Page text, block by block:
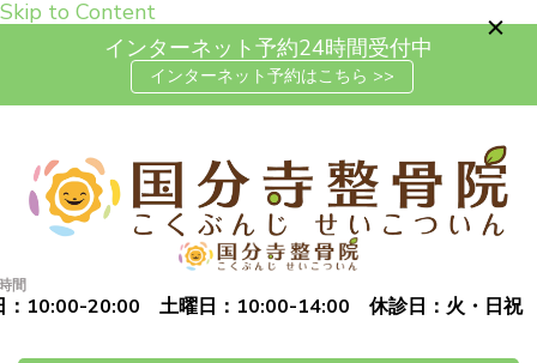
Skip to Content
インターネット予約24時間受付中
インターネット予約はこちら >>
高松市で肩こり・腰痛・坐骨神
経痛の整体なら国分寺整骨院
「お体の不安を自信に変える」完全予約制の自費治療専門の整
骨院です
間
：10:00-20:00 土曜日：10:00-14:00 休診日：火・日祝